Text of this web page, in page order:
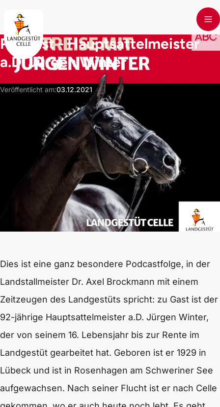
Podcast - Hauptsattelmeister
a.D. Jürgen Winter
Veröffentlicht am:03.12.2021
Dies ist eine ganz besondere Podcastfolge, in der
Landstallmeister Dr. Axel Brockmann mit einem
Zeitzeugen des Landgestüts spricht: zu Gast ist der
92-jährige Hauptsattelmeister a.D. Jürgen Winter,
der von seinem 16. Lebensjahr bis zur Rente im
Landgestüt gearbeitet hat. Geboren ist er 1929 in
Lübeck und ist in Rosenhagen am Schweriner See
aufgewachsen. Nach seiner Flucht ist er nach Celle